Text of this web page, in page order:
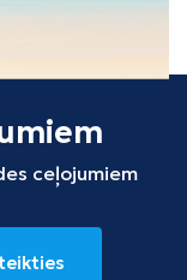
ceļojumiem